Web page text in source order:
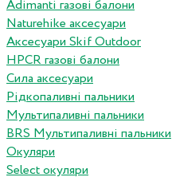
Adimanti газові балони
Naturehike аксесуари
Аксесуари Skif Outdoor
HPCR газові балони
Сила аксесуари
Рідкопаливні пальники
Мультипаливні пальники
BRS Мультипаливні пальники
Окуляри
Select окуляри